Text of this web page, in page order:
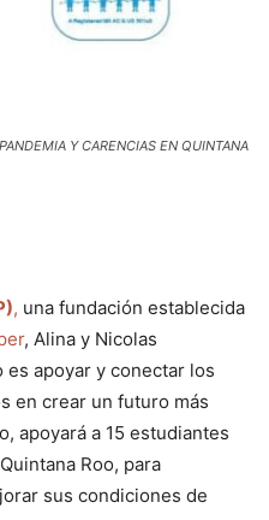
Y CARENCIAS EN QUINTANA
, una fundación establecida
, Alina y Nicolas
apoyar y conectar los
en crear un futuro más
apoyará a 15 estudiantes
Roo, para
sus condiciones de